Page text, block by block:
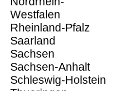
Westfalen
Rheinland-Pfalz
Saarland
Sachsen
Sachsen-Anhalt
Schleswig-Holstein